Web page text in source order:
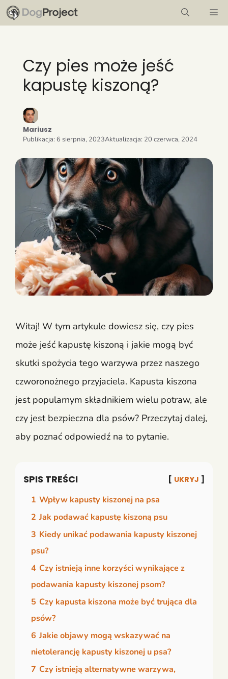
Przejdź
do
Czy pies może jeść
kapustę kiszoną?
Mariusz
Publikacja: 6 sierpnia, 2023Aktualizacja: 20 czerwca, 2024
Witaj! W tym artykule dowiesz się, czy pies
może jeść kapustę kiszoną i jakie mogą być
skutki spożycia tego warzywa przez naszego
czworonożnego przyjaciela. Kapusta kiszona
jest popularnym składnikiem wielu potraw, ale
czy jest bezpieczna dla psów? Przeczytaj dalej,
aby poznać odpowiedź na to pytanie.
SPIS TREŚCI UKRYJ
1 Wpływ kapusty kiszonej na psa
2 Jak podawać kapustę kiszoną psu
3 Kiedy unikać podawania kapusty kiszonej
psu?
4 Czy istnieją inne korzyści wynikające z
podawania kapusty kiszonej psom?
5 Czy kapusta kiszona może być trująca dla
psów?
6 Jakie objawy mogą wskazywać na
nietolerancję kapusty kiszonej u psa?
7 Czy istnieją alternatywne warzywa,